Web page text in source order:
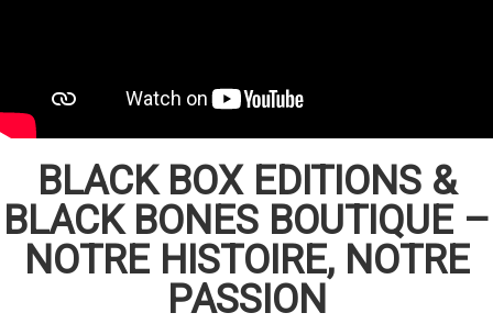
BLACK BOX EDITIONS &
BLACK BONES BOUTIQUE –
NOTRE HISTOIRE, NOTRE
PASSION